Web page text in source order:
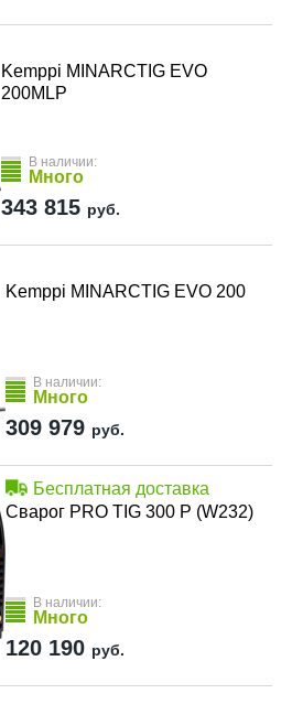
Kemppi MINARCTIG EVO
200MLP
В наличии:
Много
343 815 руб.
Kemppi MINARCTIG EVO 200
В наличии:
Много
309 979 руб.
Бесплатная доставка
Сварог PRO TIG 300 P (W232)
В наличии:
Много
120 190 руб.